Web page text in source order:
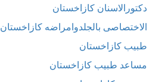
دكتورالاسنان كازاخستان
الاختصاصى بالجلدوامراضه كازاخستان
طبيب كازاخستان
مساعد طبيب كازاخستان